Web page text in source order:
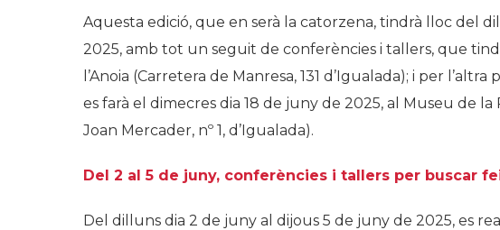
Aquesta edició, que en serà la catorzena, tindrà lloc del
2025, amb tot un seguit de conferències i tallers, que
l’Anoia (Carretera de Manresa, 131 d’Igualada); i per
es farà el dimecres dia 18 de juny de 2025, al Museu de la
Joan Mercader, nº 1, d’Igualada).
Del 2 al 5 de juny, conferències i tallers per buscar
Del dilluns dia 2 de juny al dijous 5 de juny de 2025, es